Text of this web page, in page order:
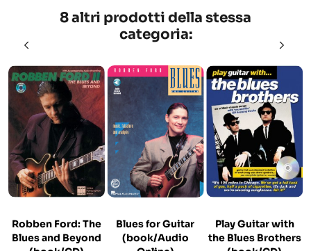
8 altri prodotti della stessa
categoria:
Robben Ford: The
Blues and Beyond
Blues for Guitar
(book/Audio
Play Guitar with
the Blues Brothers